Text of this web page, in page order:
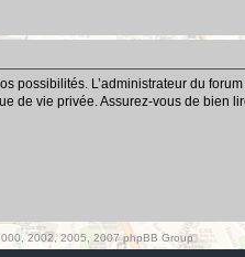
possibilités. L’administrateur du
de vie privée. Assurez-vous de bien
2002, 2005, 2007 phpBB Group